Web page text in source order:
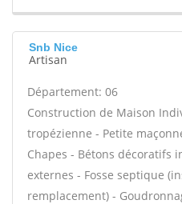
Snb Nice
Artisan
Département: 06
Construction de Maison
tropézienne - Petite
Chapes - Bétons décoratifs
externes - Fosse septique
remplacement) -